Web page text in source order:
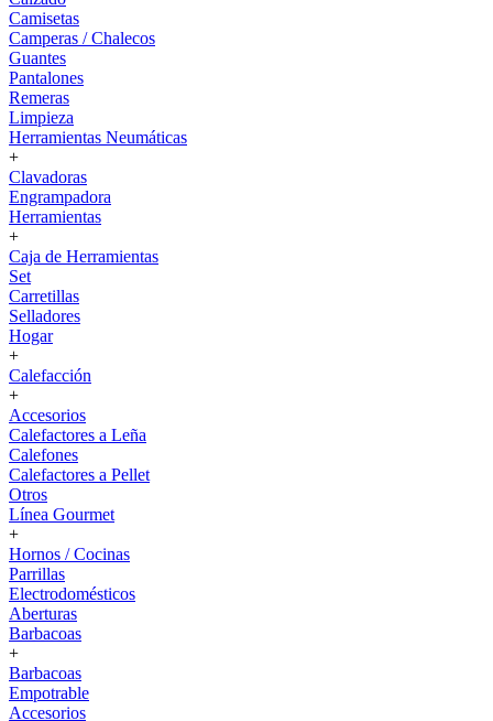
Camisetas
Camperas / Chalecos
Guantes
Pantalones
Remeras
Limpieza
Herramientas Neumáticas
+
Clavadoras
Engrampadora
Herramientas
+
Caja de Herramientas
Set
Carretillas
Selladores
Hogar
+
Calefacción
+
Accesorios
Calefactores a Leña
Calefones
Calefactores a Pellet
Otros
Línea Gourmet
+
Hornos / Cocinas
Parrillas
Electrodomésticos
Aberturas
Barbacoas
+
Barbacoas
Empotrable
Accesorios